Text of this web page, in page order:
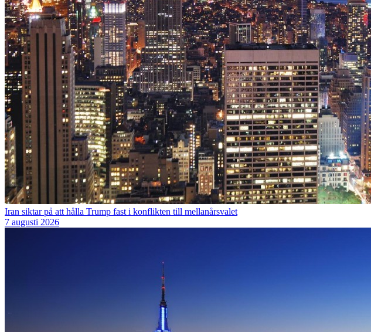
Iran siktar på att hålla Trump fast i konflikten till mellanårsvalet
7 augusti 2026